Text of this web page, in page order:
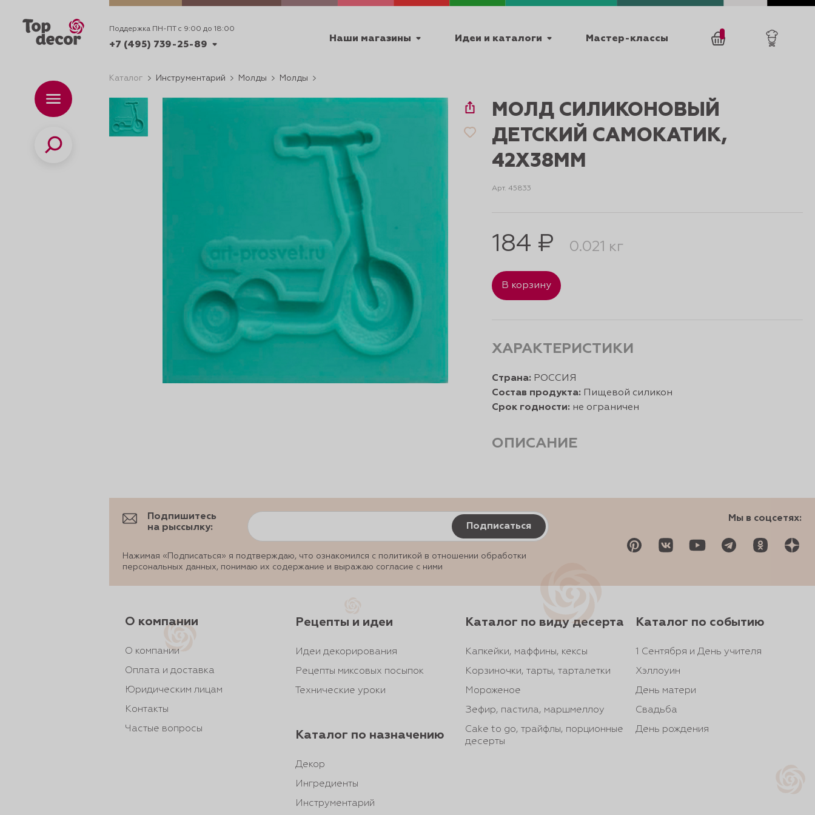
Поддержка ПН-ПТ с 9:00 до 18:00
+7 (495) 739-25-89
+7 (495) 739-62-70
+7 (495) 739-25-89
Время работы
Наши магазины Идеи и каталоги
ТЕХНИЧЕСКИЕ
УРОКИ
Мастер-классы
Каталог
Поиск
Каталог Инструментарий Молды Молды
МОЛД СИЛИКОНОВЫЙ
ДЕТСКИЙ САМОКАТИК,
42Х38ММ
Арт. 45833
184 ₽
В корзину
0.021 кг
ОПИСАНИЕ
ХАРАКТЕРИСТИКИ
Страна: РОССИЯ
Состав продукта: Пищевой силикон
Срок годности: не ограничен
Подпишитесь
на рыссылку:
Подписаться
Нажимая «Подписаться» я подтверждаю, что ознакомился с политикой в отношении обработки
персональных данных, понимаю их содержание и выражаю согласие с ними
Мы в соцсетях:
О компании
О компании
Оплата и доставка
Юридическим лицам
Контакты
Частые вопросы
Рецепты и идеи
Идеи декорирования
Рецепты миксовых посыпок
Технические уроки
Каталог по назначению
Декор
Ингредиенты
Инструментарий
Каталог по виду десерта
Капкейки, маффины, кексы
Корзиночки, тарты, тарталетки
Мороженое
Зефир, пастила, маршмеллоу
Cake to go, трайфлы, порционные
десерты
Каталог по событию
1 Сентября и День учителя
Хэллоуин
День матери
Свадьба
День рождения